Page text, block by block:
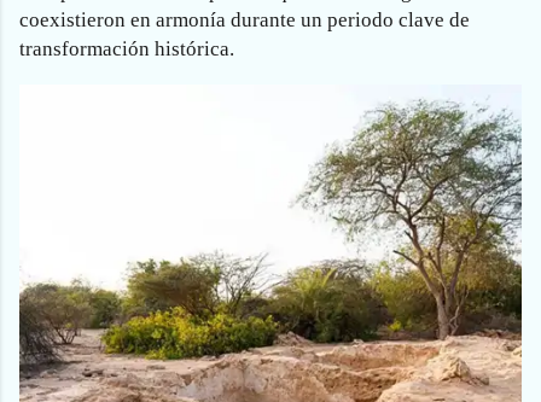
coexistieron en armonía durante un periodo clave de
transformación histórica.